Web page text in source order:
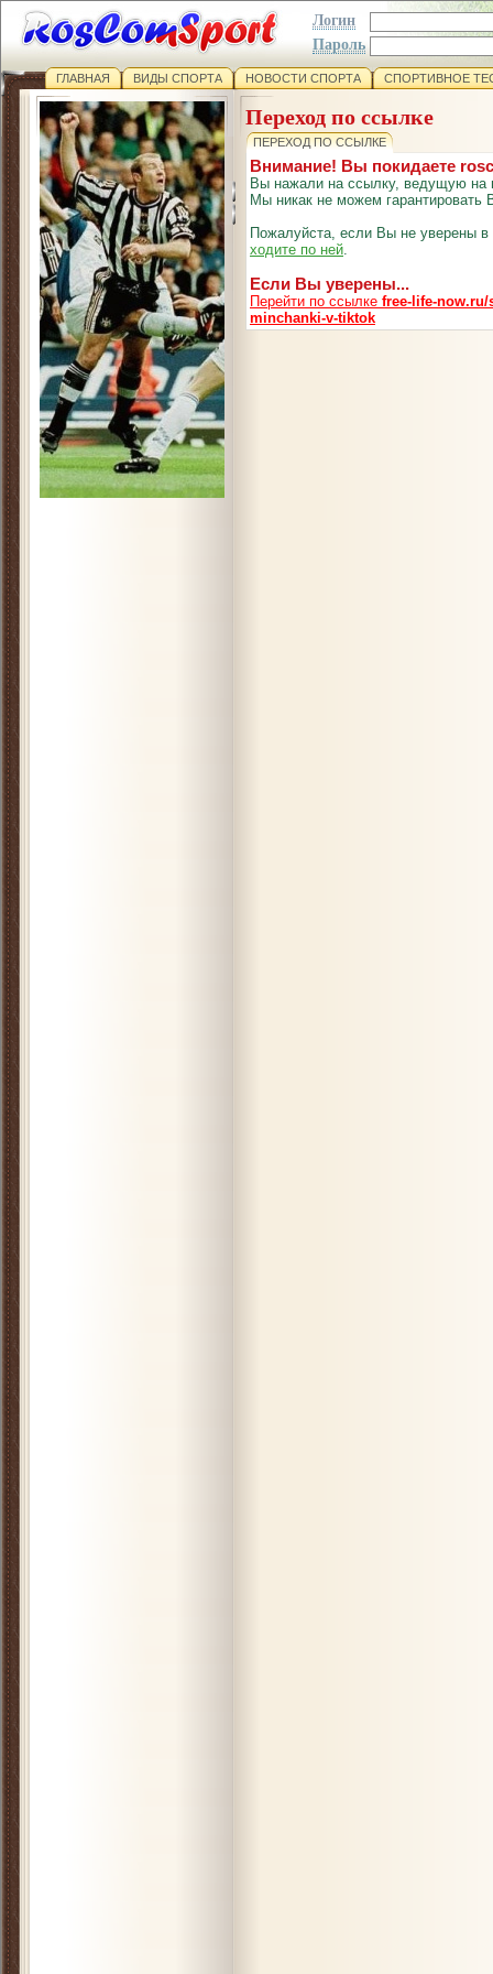
Логин
Пароль
ГЛАВНАЯ ВИДЫ СПОРТА НОВОСТИ СПОРТА СПОРТИВНОЕ
Переход по ссылке
ПЕРЕХОД ПО ССЫЛКЕ
Внимание! Вы покидаете
Вы нажали на ссылку, ведущую на
Мы никак не можем гарантировать
Пожалуйста, если Вы не уверены
ходите по ней.
Если Вы уверены...
Перейти по ссылке free-life-
minchanki-v-tiktok